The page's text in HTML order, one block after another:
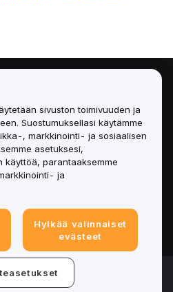
reserved.
sivuston toimivuuden ja
Suostumuksellasi käytämme
, markkinointi- ja sosiaalisen
asetuksesi,
käyttöä, parantaaksemme
ja
Hylkää valinnaiset
evästeet